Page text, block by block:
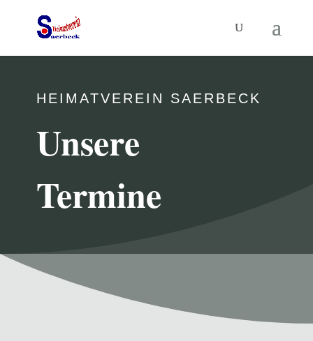
HEIMATVEREIN SAERBECK
Unsere
Termine